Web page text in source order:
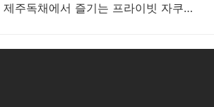
주독채에서 즐기는 프라이빗 자쿠